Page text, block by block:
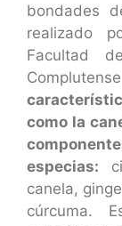
bondades
realizado
Facultad
como la
especias:
canela,
cúrcuma.